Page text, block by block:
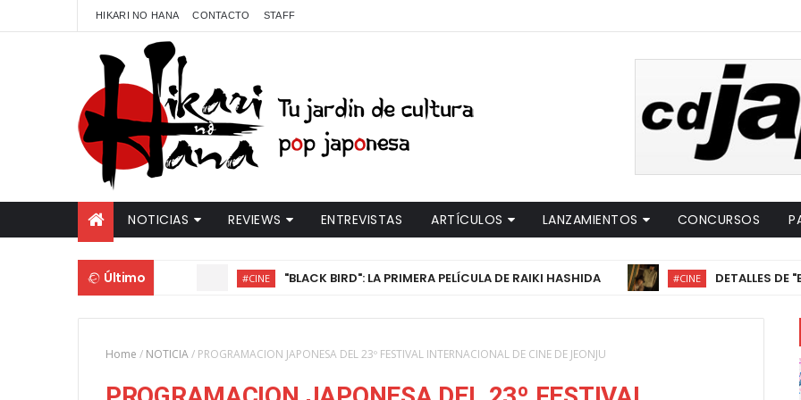
HIKARI NO HANA CONTACTO STAFF
NOTICIAS REVIEWS ENTREVISTAS ARTÍCULOS LANZAMIENTOS CONCURSOS
Último "BLACK BIRD": LA PRIMERA PELÍCULA DE RAIKI HASHIDA #CINE DETALLES DE "EL
Home / NOTICIA/ PROGRAMACION JAPONESA DEL 23º FESTIVAL INTERNACIONAL DE CINE DE JEONJU